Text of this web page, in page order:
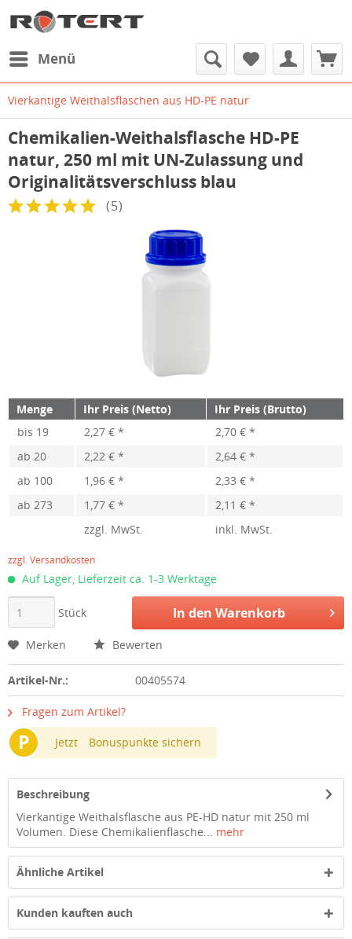
Menü
Vierkantige Weithalsflaschen aus HD-PE natur
Chemikalien-Weithalsflasche HD-PE
natur, 250 ml mit UN-Zulassung und
Originalitätsverschluss blau
(5)
Menge Ihr Preis (Netto)
Ihr Preis (Brutto)
bis 19 2,27 € *
2,70 € *
ab 20 2,22 € *
2,64 € *
ab 100 1,96 € *
2,33 € *
ab 273 1,77 € *
2,11 € *
zzgl. MwSt.
inkl. MwSt.
zzgl. Versandkosten
Auf Lager, Lieferzeit ca. 1-3 Werktage
Stück In den Warenkorb
Merken Bewerten
Artikel-Nr.: 00405574
Fragen zum Artikel?
P Jetzt Bonuspunkte sichern
Beschreibung
Vierkantige Weithalsflasche aus PE-HD natur mit 250 ml
Volumen. Diese Chemikalienflasche... mehr
Ähnliche Artikel
Kunden kauften auch